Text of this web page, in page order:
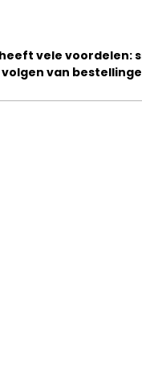
vele voordelen:
van